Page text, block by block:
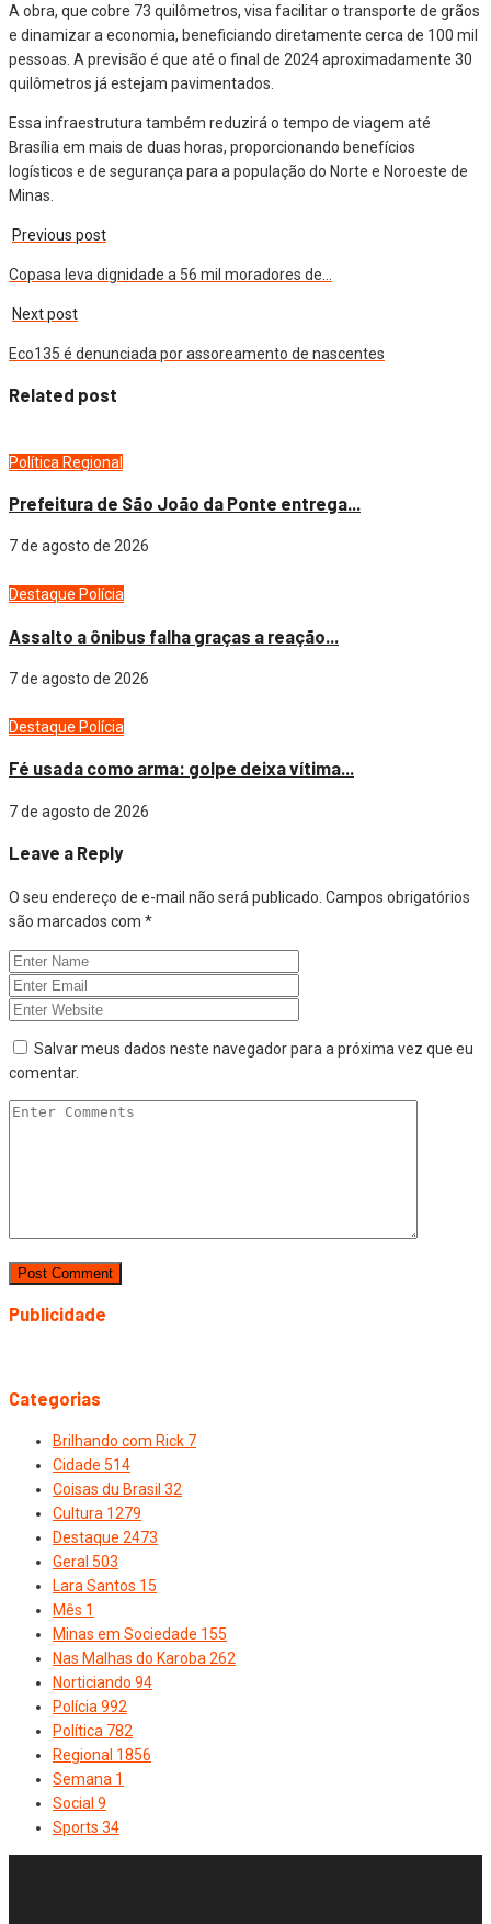
A obra, que cobre 73 quilômetros, visa facilitar o transporte de grãos
e dinamizar a economia, beneficiando diretamente cerca de 100 mil
pessoas. A previsão é que até o final de 2024 aproximadamente 30
quilômetros já estejam pavimentados.
Essa infraestrutura também reduzirá o tempo de viagem até
Brasília em mais de duas horas, proporcionando benefícios
logísticos e de segurança para a população do Norte e Noroeste de
Minas.
Previous post
Copasa leva dignidade a 56 mil moradores de…
Next post
Eco135 é denunciada por assoreamento de nascentes
Related post
Política Regional
Prefeitura de São João da Ponte entrega...
7 de agosto de 2026
Destaque Polícia
Assalto a ônibus falha graças a reação...
7 de agosto de 2026
Destaque Polícia
Fé usada como arma: golpe deixa vítima...
7 de agosto de 2026
Leave a Reply
O seu endereço de e-mail não será publicado. Campos obrigatórios
são marcados com *
Salvar meus dados neste navegador para a próxima vez que eu
comentar.
Publicidade
Categorias
Brilhando com Rick 7
Cidade 514
Coisas du Brasil 32
Cultura 1279
Destaque 2473
Geral 503
Lara Santos 15
Mês 1
Minas em Sociedade 155
Nas Malhas do Karoba 262
Norticiando 94
Polícia 992
Política 782
Regional 1856
Semana 1
Social 9
Sports 34